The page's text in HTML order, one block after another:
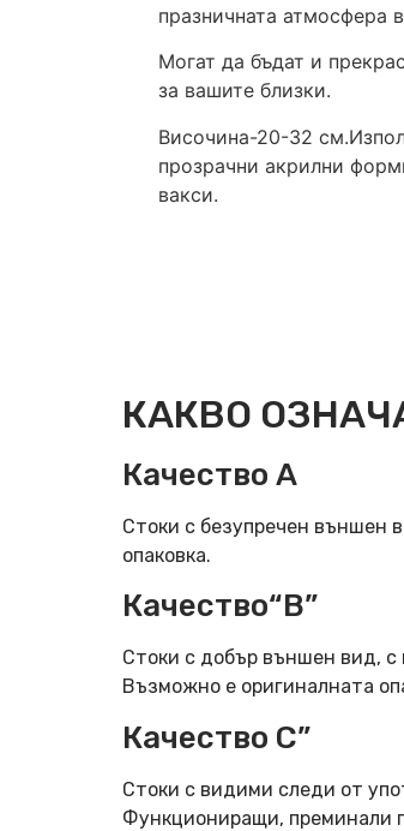
празничната атмосфера
Могат да бъдат и
за вашите близки.
Височина-20-32
прозрачни акрилни
вакси.
КАКВО
Качество А
Стоки с безупречен външен
опаковка.
Качество“B”
Стоки с добър външен вид, с
Възможно е оригиналната
Качество C”
Стоки с видими следи от
Функциониращи, преминали